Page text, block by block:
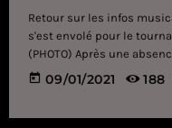
Retour sur les infos
s'est envolé pour le
(PHOTO) Après une
Vianney est bel et bien
tournée dans toute la
today 09/01/2021 188